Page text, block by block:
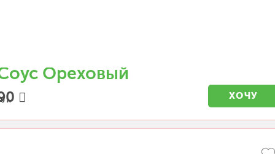
Ореховый
г. ХОЧУ